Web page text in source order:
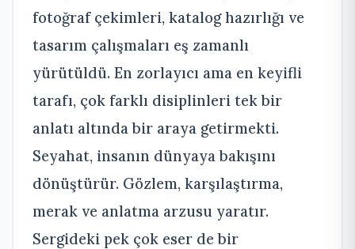
fotoğraf çekimleri, katalog hazırlığı ve
tasarım çalışmaları eş zamanlı
yürütüldü. En zorlayıcı ama en keyifli
tarafı, çok farklı disiplinleri tek bir
anlatı altında bir araya getirmekti.
Seyahat, insanın dünyaya bakışını
dönüştürür. Gözlem, karşılaştırma,
merak ve anlatma arzusu yaratır.
Sergideki pek çok eser de bir